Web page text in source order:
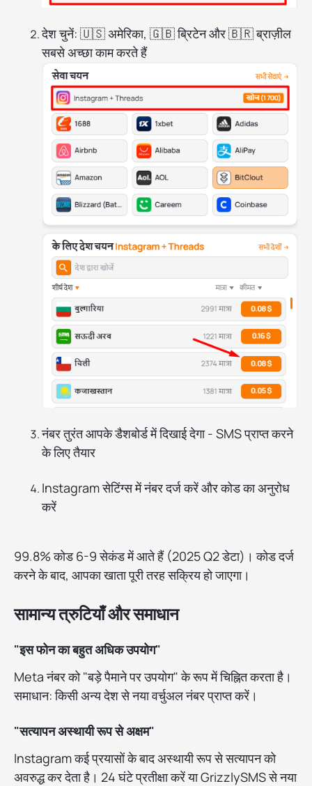
देश चुनें: 🇺🇸 अमेरिका, 🇬🇧 ब्रिटेन और 🇧🇷 ब्राज़ील
सबसे अच्छा काम करते हैं
नंबर तुरंत आपके डैशबोर्ड में दिखाई देगा - SMS प्राप्त करने
के लिए तैयार
Instagram सेटिंग्स में नंबर दर्ज करें और कोड का अनुरोध
करें
99.8% कोड 6-9 सेकंड में आते हैं (2025 Q2 डेटा)। कोड दर्ज
करने के बाद, आपका खाता पूरी तरह सक्रिय हो जाएगा।
सामान्य त्रुटियाँ और समाधान
"इस फोन का बहुत अधिक उपयोग"
Meta नंबर को "बड़े पैमाने पर उपयोग" के रूप में चिह्नित करता है।
समाधान: किसी अन्य देश से नया वर्चुअल नंबर प्राप्त करें।
"सत्यापन अस्थायी रूप से अक्षम"
Instagram कई प्रयासों के बाद अस्थायी रूप से सत्यापन को
अवरुद्ध कर देता है। 24 घंटे प्रतीक्षा करें या GrizzlySMS से नया